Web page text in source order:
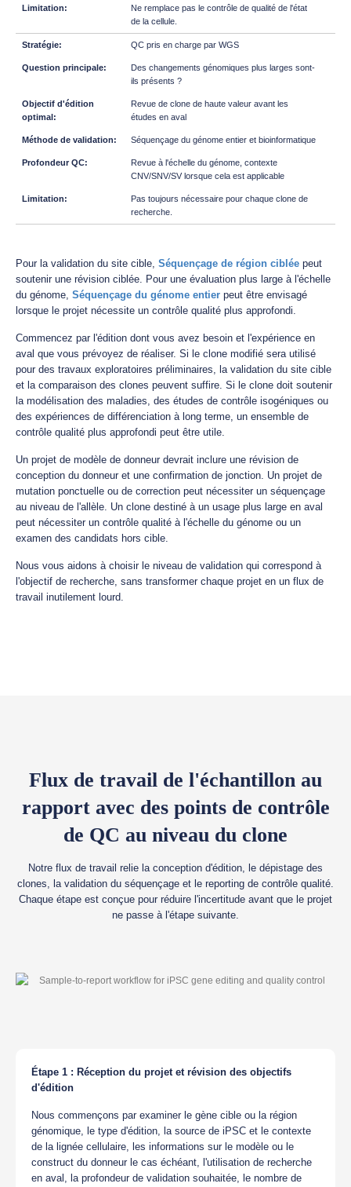
Ne remplace pas le contrôle de qualité de l'état
de la cellule.
QC pris en charge par WGS
Des changements génomiques plus larges sont-
ils présents ?
Revue de clone de haute valeur avant les
études en aval
Séquençage du génome entier et bioinformatique
Revue à l'échelle du génome, contexte
CNV/SNV/SV lorsque cela est applicable
Pas toujours nécessaire pour chaque clone de
recherche.
Pour la validation du site cible, Séquençage de région ciblée peut
soutenir une révision ciblée. Pour une évaluation plus large à l'échelle
du génome, Séquençage du génome entier peut être envisagé
lorsque le projet nécessite un contrôle qualité plus approfondi.
Commencez par l'édition dont vous avez besoin et l'expérience en
aval que vous prévoyez de réaliser. Si le clone modifié sera utilisé
pour des travaux exploratoires préliminaires, la validation du site cible
et la comparaison des clones peuvent suffire. Si le clone doit soutenir
la modélisation des maladies, des études de contrôle isogéniques ou
des expériences de différenciation à long terme, un ensemble de
contrôle qualité plus approfondi peut être utile.
Un projet de modèle de donneur devrait inclure une révision de
conception du donneur et une confirmation de jonction. Un projet de
mutation ponctuelle ou de correction peut nécessiter un séquençage
au niveau de l'allèle. Un clone destiné à un usage plus large en aval
peut nécessiter un contrôle qualité à l'échelle du génome ou un
examen des candidats hors cible.
Nous vous aidons à choisir le niveau de validation qui correspond à
l'objectif de recherche, sans transformer chaque projet en un flux de
travail inutilement lourd.
Flux de travail de l'échantillon au
rapport avec des points de contrôle
de QC au niveau du clone
Notre flux de travail relie la conception d'édition, le dépistage des
clones, la validation du séquençage et le reporting de contrôle qualité.
Chaque étape est conçue pour réduire l'incertitude avant que le projet
ne passe à l'étape suivante.
Étape 1 : Réception du projet et révision des objectifs
d'édition
Nous commençons par examiner le gène cible ou la région
génomique, le type d'édition, la source de iPSC et le contexte
de la lignée cellulaire, les informations sur le modèle ou le
construct du donneur le cas échéant, l'utilisation de recherche
en aval, la profondeur de validation souhaitée, le nombre de